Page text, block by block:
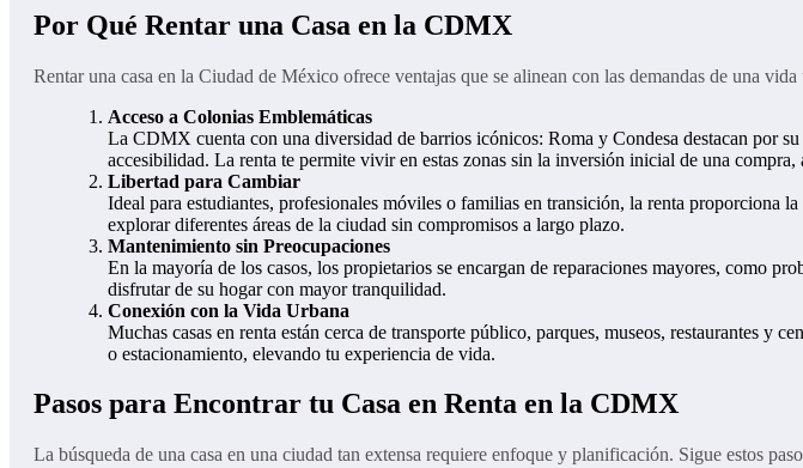
Por Qué Rentar una Casa en la CDMX
Rentar una casa en la Ciudad de México ofrece ventajas que se alinean con las demandas de una
Acceso a Colonias Emblemáticas
La CDMX cuenta con una diversidad de barrios icónicos: Roma y Condesa destacan por
accesibilidad. La renta te permite vivir en estas zonas sin la inversión inicial de una
Libertad para Cambiar
Ideal para estudiantes, profesionales móviles o familias en transición, la renta proporciona
explorar diferentes áreas de la ciudad sin compromisos a largo plazo.
Mantenimiento sin Preocupaciones
En la mayoría de los casos, los propietarios se encargan de reparaciones mayores, como
disfrutar de su hogar con mayor tranquilidad.
Conexión con la Vida Urbana
Muchas casas en renta están cerca de transporte público, parques, museos, restaurantes y
o estacionamiento, elevando tu experiencia de vida.
Pasos para Encontrar tu Casa en Renta en la CDMX
La búsqueda de una casa en una ciudad tan extensa requiere enfoque y planificación. Sigue estos